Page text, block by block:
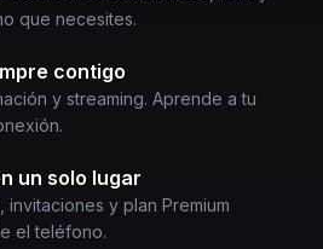
que necesites.
contigo
y streaming. Aprende a tu
un solo lugar
invitaciones y plan Premium
el teléfono.